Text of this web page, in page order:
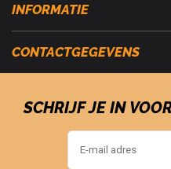
INFORMATIE
CONTACTGEGEVENS
SCHRIJF JE IN